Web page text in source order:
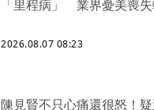
「里程病」 業界憂美喪
2026.08.07 08:23
陳見賢不只心痛還很怒！